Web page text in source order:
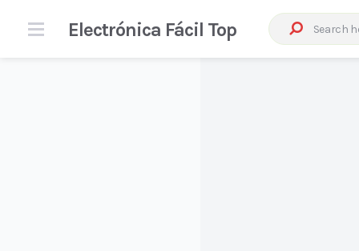
Electrónica Fácil Top